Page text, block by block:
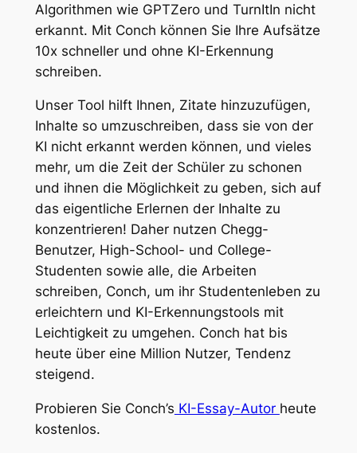
Algorithmen wie GPTZero und TurnItIn nicht
erkannt. Mit Conch können Sie Ihre Aufsätze
10x schneller und ohne KI-Erkennung
schreiben.
Unser Tool hilft Ihnen, Zitate hinzuzufügen,
Inhalte so umzuschreiben, dass sie von der
KI nicht erkannt werden können, und vieles
mehr, um die Zeit der Schüler zu schonen
und ihnen die Möglichkeit zu geben, sich auf
das eigentliche Erlernen der Inhalte zu
konzentrieren! Daher nutzen Chegg-
Benutzer, High-School- und College-
Studenten sowie alle, die Arbeiten
schreiben, Conch, um ihr Studentenleben zu
erleichtern und KI-Erkennungstools mit
Leichtigkeit zu umgehen. Conch hat bis
heute über eine Million Nutzer, Tendenz
steigend.
Probieren Sie Conch’s KI-Essay-Autor heute
kostenlos.